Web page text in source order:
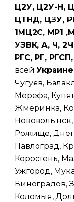
Ц2У, Ц2У-Н,
ЦТНД, ЦЗУ,
1МЦ2С, МР1
УЗВК, А, Ч,
РГС, РГ,
всей
Чугуев,
Мерефа,
Жмеринка,
Рожище,
Павлоград,
Коростень,
Ужгород,
Виноградов,
Коломыя,